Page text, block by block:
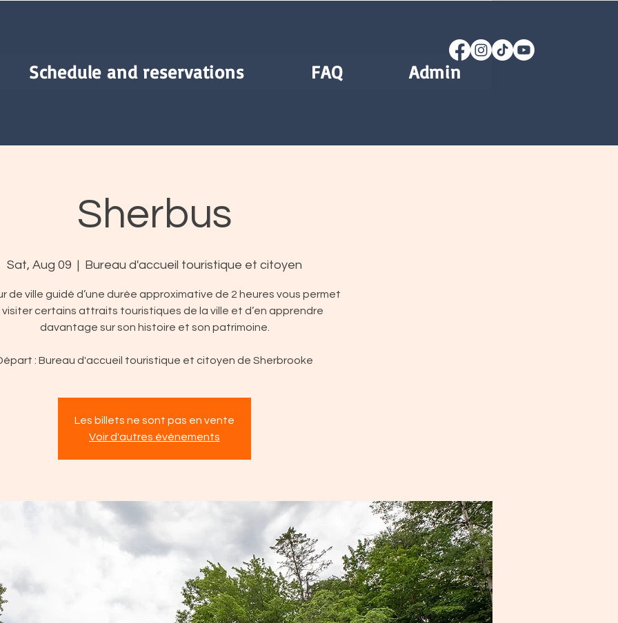
Schedule and reservations FAQ Admin
Sherbus
Sat, Aug 09
  |
Bureau d'accueil touristique et citoyen
de ville guidé d’une durée approximative de 2 heures vous permet
certains attraits touristiques de la ville et d’en apprendre
davantage sur son histoire et son patrimoine.
: Bureau d'accueil touristique et citoyen de Sherbrooke
Les billets ne sont pas en vente
Voir d'autres événements